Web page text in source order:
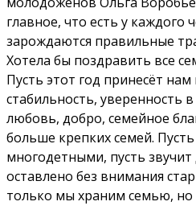
главное, что есть у каждого
зарождаются правильные
Хотела бы поздравить все
Пусть этот год принесёт
стабильность, уверенность
любовь, добро, семейное
больше крепких семей.
многодетными, пусть звучит
оставлено без внимания
только мы храним семью, но